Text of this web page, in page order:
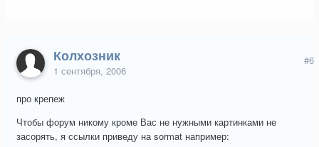
Колхозник
1 сентября, 2006
#6
про крепеж
Чтобы форум никому кроме Вас не нужными картинками не
засорять, я ссылки приведу на sormat например: